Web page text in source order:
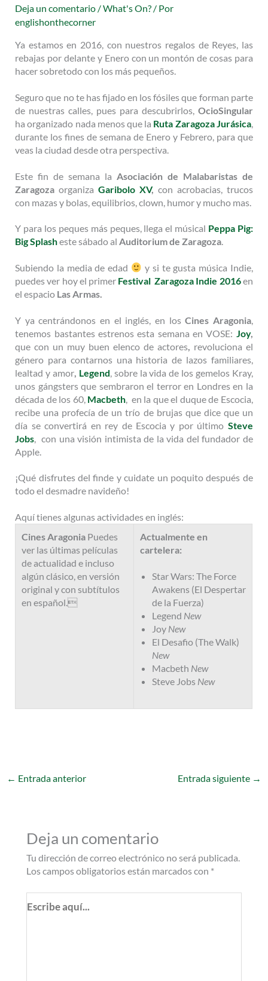
Deja un comentario /What's On? / Por
englishonthecorner
Ya estamos en 2016, con nuestros regalos de Reyes, las
rebajas por delante y Enero con un montón de cosas para
hacer sobretodo con los más pequeños.
Seguro que no te has fijado en los fósiles que forman parte
de nuestras calles, pues para descubrirlos, OcioSingular
ha organizado nada menos que la Ruta Zaragoza Jurásica,
durante los fines de semana de Enero y Febrero, para que
veas la ciudad desde otra perspectiva.
Este fin de semana la Asociación de Malabaristas de
Zaragoza organizaGaribolo XV, con acrobacias, trucos
con mazas y bolas, equilibrios, clown, humor y mucho mas.
Y para los peques más peques, llega el músical Peppa Pig:
Big Splasheste sábado alAuditorium de Zaragoza.
Subiendo la media de edad
y si te gusta música Indie,
puedes ver hoy el primer Festival Zaragoza Indie 2016en
el espacio Las Armas.
Y ya centrándonos en el inglés, en losCines Aragonia,
tenemos bastantes estrenos esta semana en VOSE: Joy,
que con un muy buen elenco de actores, revoluciona el
género para contarnos una historia de lazos familiares,
lealtad y amor, Legend , sobre la vida de los gemelos Kray,
unos gángsters que sembraron el terror en Londres en la
década de los 60, Macbeth , en la que el duque de Escocia,
recibe una profecía de un trío de brujas que dice que un
día se convertirá en rey de Escocia y por último Steve
Jobs , con una visión intimista de la vida del fundador de
Apple.
¡Qué disfrutes del finde y cuidate un poquito después de
todo el desmadre navideño!
Aquí tienes algunas actividades en inglés:
Cines Aragonia Puedes
ver las últimas películas
de actualidad e incluso
algún clásico, en versión
original y con subtítulos
en español.
Actualmente en
cartelera:
Star Wars: The Force
Awakens (El Despertar
de la Fuerza)
Legend New
Joy New
El Desafio (The Walk)
New
Macbeth New
Steve Jobs New
← Entrada anterior Entrada siguiente →
Deja un comentario
Tu dirección de correo electrónico no será publicada.
Los campos obligatorios están marcados con *
aquí...